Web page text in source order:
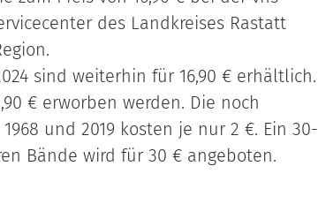
des Landkreises Rastatt
sind weiterhin für 16,90 € erhältlich.
€ erworben werden. Die noch
und 2019 kosten je nur 2 €. Ein 30-
Bände wird für 30 € angeboten.